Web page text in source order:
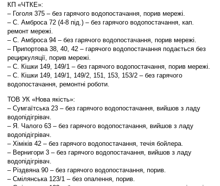
КП «ЧТКЕ»:
– Гоголя 375 – без гарячого водопостачання, порив мережі.
– С. Амброса 72 (4-8 під.) – без гарячого водопостачання, кап.
ремонт мережі.
– С. Амброса 94 – без гарячого водопостачання, порив мережі.
– Припортова 38, 40, 42 – гарячого водопостачання подається без
рециркуляції, порив мережі.
– С. Кішки 149, 149/1 – без гарячого водопостачання, порив мережі.
– С. Кішки 149, 149/1, 149/2, 151, 153, 153/2 – без гарячого
водопостачання, ремонтні роботи.
ТОВ УК «Нова якість»:
– Сумгаїтська 23 – без гарячого водопостачання, вийшов з ладу
водопідігрівач.
– Я. Чалого 63 – без гарячого водопостачання, вийшов з ладу
водопідігрівач.
– Хіміків 42 – без гарячого водопостачання, течія бойлера.
– Вернигори 3 – без гарячого водопостачання, вийшов з ладу
водопідігрівач.
– Різдвяна 90 – без гарячого водопостачання, порив.
– Смілянська 123/1 – без опалення, порив.